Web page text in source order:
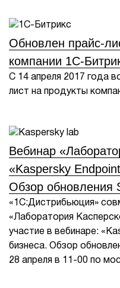
Обновлен прайс-
компании 1С-
С 14 апреля 2017 года
лист на продукты
Вебинар
«Kaspersky
Обзор обновления
«1С:Дистрибьюция»
«Лаборатория
участие в вебинаре:
бизнеса. Обзор
28 апреля в 11-00 по